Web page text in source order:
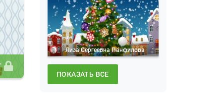
Лиза Сергеевна Панфилова
ПОКАЗАТЬ ВСЕ